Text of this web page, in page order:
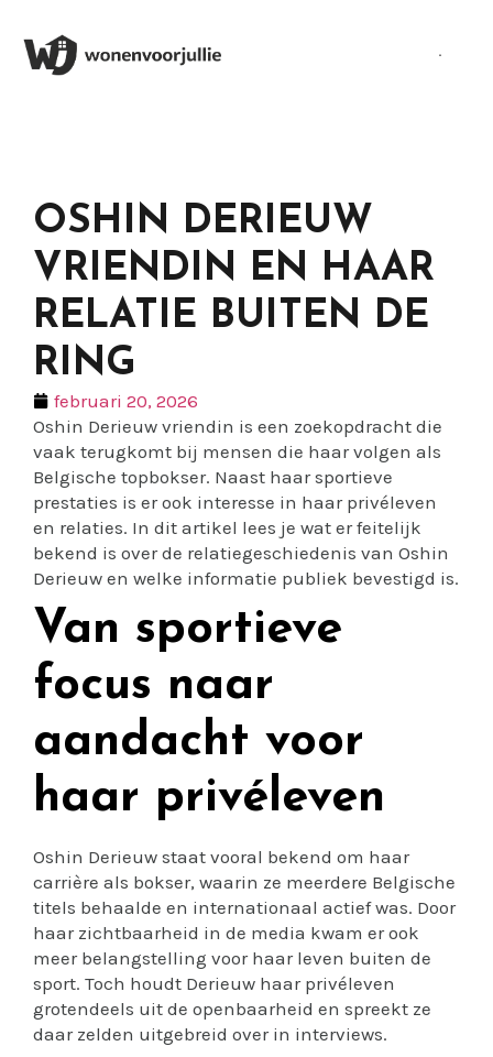
OSHIN DERIEUW
VRIENDIN EN HAAR
RELATIE BUITEN DE
RING
februari 20, 2026
Oshin Derieuw vriendin is een zoekopdracht die
vaak terugkomt bij mensen die haar volgen als
Belgische topbokser. Naast haar sportieve
prestaties is er ook interesse in haar privéleven
en relaties. In dit artikel lees je wat er feitelijk
bekend is over de relatiegeschiedenis van Oshin
Derieuw en welke informatie publiek bevestigd is.
Van sportieve
focus naar
aandacht voor
haar privéleven
Oshin Derieuw staat vooral bekend om haar
carrière als bokser, waarin ze meerdere Belgische
titels behaalde en internationaal actief was. Door
haar zichtbaarheid in de media kwam er ook
meer belangstelling voor haar leven buiten de
sport. Toch houdt Derieuw haar privéleven
grotendeels uit de openbaarheid en spreekt ze
daar zelden uitgebreid over in interviews.